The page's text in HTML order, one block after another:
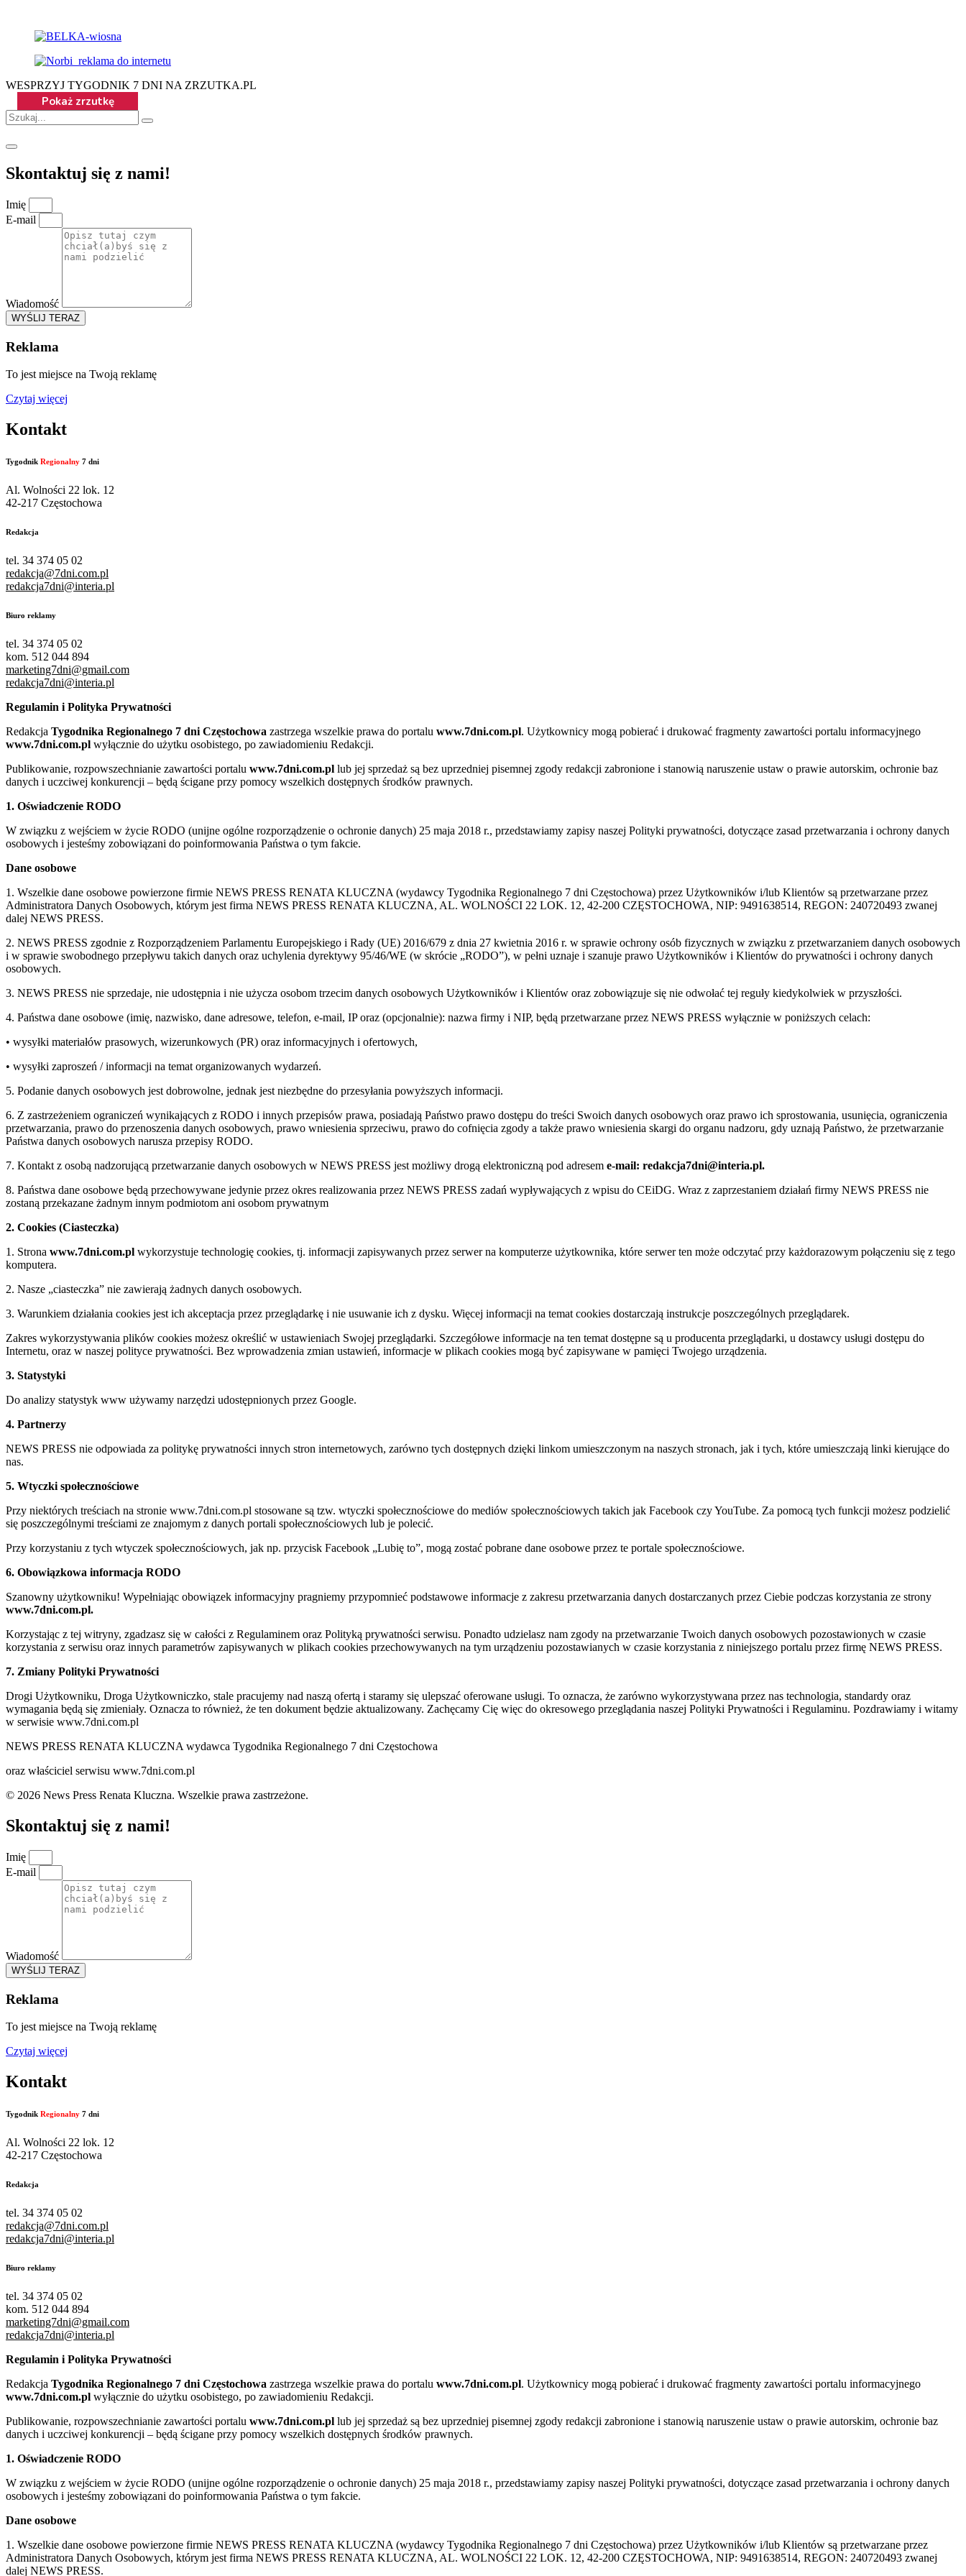
WESPRZYJ TYGODNIK 7 DNI NA ZRZUTKA.PL
Skontaktuj się z nami!
Imię
E-mail
Wiadomość
WYŚLIJ TERAZ
Reklama
To jest miejsce na Twoją reklamę
Czytaj więcej
Kontakt
Tygodnik Regionalny 7 dni
Al. Wolności 22 lok. 12
42-217 Częstochowa
Redakcja
tel. 34 374 05 02
redakcja@7dni.com.pl
redakcja7dni@interia.pl
Biuro reklamy
tel. 34 374 05 02
kom. 512 044 894
marketing7dni@gmail.com
redakcja7dni@interia.pl
Regulamin i Polityka Prywatności
Redakcja Tygodnika Regionalnego 7 dni Częstochowa zastrzega wszelkie prawa do portalu www.7dni.com.pl. Użytkownicy mogą pobierać i drukować fragmenty zawartości portalu informacyjnego
www.7dni.com.pl wyłącznie do użytku osobistego, po zawiadomieniu Redakcji.
Publikowanie, rozpowszechnianie zawartości portalu www.7dni.com.pl lub jej sprzedaż są bez uprzedniej pisemnej zgody redakcji zabronione i stanowią naruszenie ustaw o prawie autorskim, ochronie baz
danych i uczciwej konkurencji – będą ścigane przy pomocy wszelkich dostępnych środków prawnych.
1. Oświadczenie RODO
W związku z wejściem w życie RODO (unijne ogólne rozporządzenie o ochronie danych) 25 maja 2018 r., przedstawiamy zapisy naszej Polityki prywatności, dotyczące zasad przetwarzania i ochrony danych
osobowych i jesteśmy zobowiązani do poinformowania Państwa o tym fakcie.
Dane osobowe
1. Wszelkie dane osobowe powierzone firmie NEWS PRESS RENATA KLUCZNA (wydawcy Tygodnika Regionalnego 7 dni Częstochowa) przez Użytkowników i/lub Klientów są przetwarzane przez
Administratora Danych Osobowych, którym jest firma NEWS PRESS RENATA KLUCZNA, AL. WOLNOŚCI 22 LOK. 12, 42-200 CZĘSTOCHOWA, NIP: 9491638514, REGON: 240720493 zwanej
dalej NEWS PRESS.
2. NEWS PRESS zgodnie z Rozporządzeniem Parlamentu Europejskiego i Rady (UE) 2016/679 z dnia 27 kwietnia 2016 r. w sprawie ochrony osób fizycznych w związku z przetwarzaniem danych osobowych
i w sprawie swobodnego przepływu takich danych oraz uchylenia dyrektywy 95/46/WE (w skrócie „RODO”), w pełni uznaje i szanuje prawo Użytkowników i Klientów do prywatności i ochrony danych
osobowych.
3. NEWS PRESS nie sprzedaje, nie udostępnia i nie użycza osobom trzecim danych osobowych Użytkowników i Klientów oraz zobowiązuje się nie odwołać tej reguły kiedykolwiek w przyszłości.
4. Państwa dane osobowe (imię, nazwisko, dane adresowe, telefon, e-mail, IP oraz (opcjonalnie): nazwa firmy i NIP, będą przetwarzane przez NEWS PRESS wyłącznie w poniższych celach:
• wysyłki materiałów prasowych, wizerunkowych (PR) oraz informacyjnych i ofertowych,
• wysyłki zaproszeń / informacji na temat organizowanych wydarzeń.
5. Podanie danych osobowych jest dobrowolne, jednak jest niezbędne do przesyłania powyższych informacji.
6. Z zastrzeżeniem ograniczeń wynikających z RODO i innych przepisów prawa, posiadają Państwo prawo dostępu do treści Swoich danych osobowych oraz prawo ich sprostowania, usunięcia, ograniczenia
przetwarzania, prawo do przenoszenia danych osobowych, prawo wniesienia sprzeciwu, prawo do cofnięcia zgody a także prawo wniesienia skargi do organu nadzoru, gdy uznają Państwo, że przetwarzanie
Państwa danych osobowych narusza przepisy RODO.
7. Kontakt z osobą nadzorującą przetwarzanie danych osobowych w NEWS PRESS jest możliwy drogą elektroniczną pod adresem e-mail: redakcja7dni@interia.pl.
8. Państwa dane osobowe będą przechowywane jedynie przez okres realizowania przez NEWS PRESS zadań wypływających z wpisu do CEiDG. Wraz z zaprzestaniem działań firmy NEWS PRESS nie
zostaną przekazane żadnym innym podmiotom ani osobom prywatnym
2. Cookies (Ciasteczka)
1. Strona www.7dni.com.pl wykorzystuje technologię cookies, tj. informacji zapisywanych przez serwer na komputerze użytkownika, które serwer ten może odczytać przy każdorazowym połączeniu się z tego
komputera.
2. Nasze „ciasteczka” nie zawierają żadnych danych osobowych.
3. Warunkiem działania cookies jest ich akceptacja przez przeglądarkę i nie usuwanie ich z dysku. Więcej informacji na temat cookies dostarczają instrukcje poszczególnych przeglądarek.
Zakres wykorzystywania plików cookies możesz określić w ustawieniach Swojej przeglądarki. Szczegółowe informacje na ten temat dostępne są u producenta przeglądarki, u dostawcy usługi dostępu do
Internetu, oraz w naszej polityce prywatności. Bez wprowadzenia zmian ustawień, informacje w plikach cookies mogą być zapisywane w pamięci Twojego urządzenia.
3. Statystyki
Do analizy statystyk www używamy narzędzi udostępnionych przez Google.
4. Partnerzy
NEWS PRESS nie odpowiada za politykę prywatności innych stron internetowych, zarówno tych dostępnych dzięki linkom umieszczonym na naszych stronach, jak i tych, które umieszczają linki kierujące do
nas.
5. Wtyczki społecznościowe
Przy niektórych treściach na stronie www.7dni.com.pl stosowane są tzw. wtyczki społecznościowe do mediów społecznościowych takich jak Facebook czy YouTube. Za pomocą tych funkcji możesz podzielić
się poszczególnymi treściami ze znajomym z danych portali społecznościowych lub je polecić.
Przy korzystaniu z tych wtyczek społecznościowych, jak np. przycisk Facebook „Lubię to”, mogą zostać pobrane dane osobowe przez te portale społecznościowe.
6. Obowiązkowa informacja RODO
Szanowny użytkowniku! Wypełniając obowiązek informacyjny pragniemy przypomnieć podstawowe informacje z zakresu przetwarzania danych dostarczanych przez Ciebie podczas korzystania ze strony
www.7dni.com.pl.
Korzystając z tej witryny, zgadzasz się w całości z Regulaminem oraz Polityką prywatności serwisu. Ponadto udzielasz nam zgody na przetwarzanie Twoich danych osobowych pozostawionych w czasie
korzystania z serwisu oraz innych parametrów zapisywanych w plikach cookies przechowywanych na tym urządzeniu pozostawianych w czasie korzystania z niniejszego portalu przez firmę NEWS PRESS.
7. Zmiany Polityki Prywatności
Drogi Użytkowniku, Droga Użytkowniczko, stale pracujemy nad naszą ofertą i staramy się ulepszać oferowane usługi. To oznacza, że zarówno wykorzystywana przez nas technologia, standardy oraz
wymagania będą się zmieniały. Oznacza to również, że ten dokument będzie aktualizowany. Zachęcamy Cię więc do okresowego przeglądania naszej Polityki Prywatności i Regulaminu. Pozdrawiamy i witamy
w serwisie www.7dni.com.pl
NEWS PRESS RENATA KLUCZNA wydawca Tygodnika Regionalnego 7 dni Częstochowa
oraz właściciel serwisu www.7dni.com.pl
© 2026 News Press Renata Kluczna. Wszelkie prawa zastrzeżone.
Skontaktuj się z nami!
Imię
E-mail
Wiadomość
WYŚLIJ TERAZ
Reklama
To jest miejsce na Twoją reklamę
Czytaj więcej
Kontakt
Tygodnik Regionalny 7 dni
Al. Wolności 22 lok. 12
42-217 Częstochowa
Redakcja
tel. 34 374 05 02
redakcja@7dni.com.pl
redakcja7dni@interia.pl
Biuro reklamy
tel. 34 374 05 02
kom. 512 044 894
marketing7dni@gmail.com
redakcja7dni@interia.pl
Regulamin i Polityka Prywatności
Redakcja Tygodnika Regionalnego 7 dni Częstochowa zastrzega wszelkie prawa do portalu www.7dni.com.pl. Użytkownicy mogą pobierać i drukować fragmenty zawartości portalu informacyjnego
www.7dni.com.pl wyłącznie do użytku osobistego, po zawiadomieniu Redakcji.
Publikowanie, rozpowszechnianie zawartości portalu www.7dni.com.pl lub jej sprzedaż są bez uprzedniej pisemnej zgody redakcji zabronione i stanowią naruszenie ustaw o prawie autorskim, ochronie baz
danych i uczciwej konkurencji – będą ścigane przy pomocy wszelkich dostępnych środków prawnych.
1. Oświadczenie RODO
W związku z wejściem w życie RODO (unijne ogólne rozporządzenie o ochronie danych) 25 maja 2018 r., przedstawiamy zapisy naszej Polityki prywatności, dotyczące zasad przetwarzania i ochrony danych
osobowych i jesteśmy zobowiązani do poinformowania Państwa o tym fakcie.
Dane osobowe
1. Wszelkie dane osobowe powierzone firmie NEWS PRESS RENATA KLUCZNA (wydawcy Tygodnika Regionalnego 7 dni Częstochowa) przez Użytkowników i/lub Klientów są przetwarzane przez
Administratora Danych Osobowych, którym jest firma NEWS PRESS RENATA KLUCZNA, AL. WOLNOŚCI 22 LOK. 12, 42-200 CZĘSTOCHOWA, NIP: 9491638514, REGON: 240720493 zwanej
dalej NEWS PRESS.